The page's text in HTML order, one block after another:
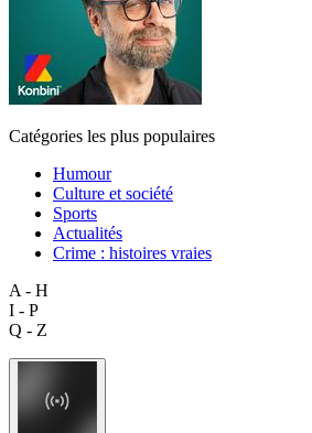
Catégories les plus populaires
Humour
Culture et société
Sports
Actualités
Crime : histoires vraies
A - H
I - P
Q - Z